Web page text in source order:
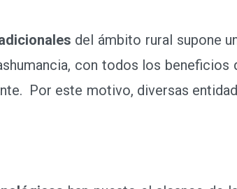
del ámbito rural supone
con todos los
Por este motivo, diversas